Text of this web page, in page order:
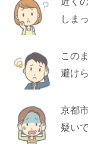
しま
この
避け
京都
疑い